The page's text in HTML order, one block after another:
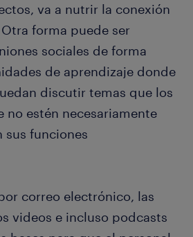
va a nutrir la conexión
forma puede ser
sociales de forma
de aprendizaje donde
discutir temas que los
no estén necesariamente
sus funciones
correo electrónico, las
videos e incluso podcasts